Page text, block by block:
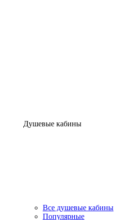
Душевые кабины
Все душевые кабины
Популярные